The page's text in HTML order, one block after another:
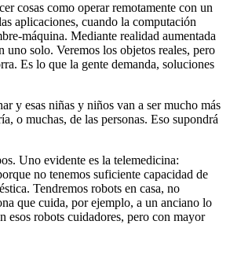
cosas como operar remotamente con un
aplicaciones, cuando la computación
máquina. Mediante realidad aumentada
solo. Veremos los objetos reales, pero
Es lo que la gente demanda, soluciones
y esas niñas y niños van a ser mucho más
o muchas, de las personas. Eso supondrá
Uno evidente es la telemedicina:
no tenemos suficiente capacidad de
Tendremos robots en casa, no
que cuida, por ejemplo, a un anciano lo
esos robots cuidadores, pero con mayor